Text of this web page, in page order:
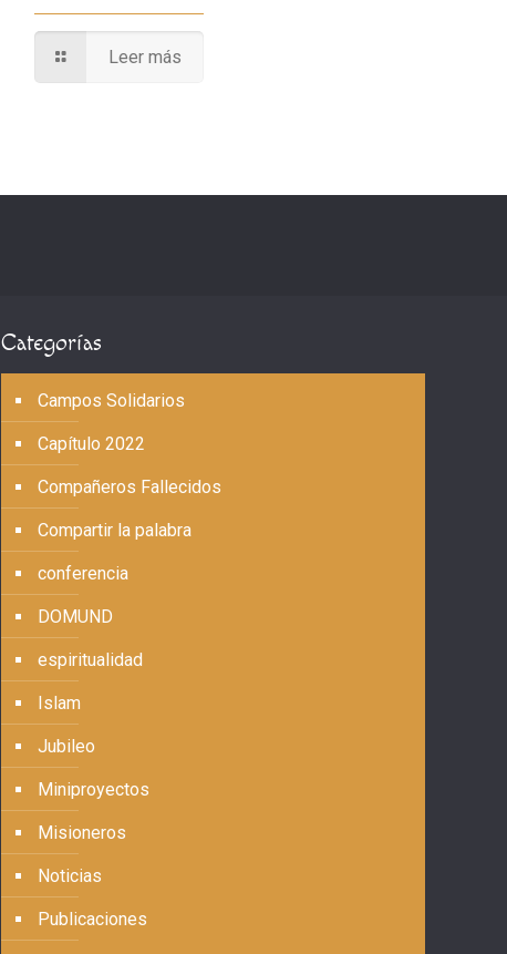
Leer más
Categorías
Campos Solidarios
Capítulo 2022
Compañeros Fallecidos
Compartir la palabra
conferencia
DOMUND
espiritualidad
Islam
Jubileo
Miniproyectos
Misioneros
Noticias
Publicaciones